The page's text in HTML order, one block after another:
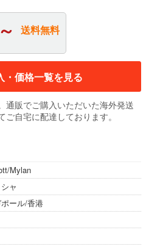
送料無料
・価格一覧を見る
通販でご購入いただいた海外発送
自宅に配達しております。
Mylan
ャ
ール/香港